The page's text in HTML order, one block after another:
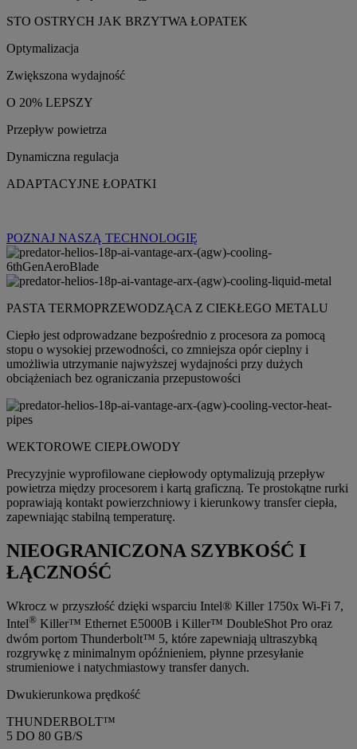
STO OSTRYCH JAK BRZYTWA ŁOPATEK
Optymalizacja
Zwiększona wydajność
O 20% LEPSZY
Przepływ powietrza
Dynamiczna regulacja
ADAPTACYJNE ŁOPATKI
POZNAJ NASZĄ TECHNOLOGIĘ
PASTA TERMOPRZEWODZĄCA Z CIEKŁEGO METALU
Ciepło jest odprowadzane bezpośrednio z procesora za pomocą
stopu o wysokiej przewodności, co zmniejsza opór cieplny i
umożliwia utrzymanie najwyższej wydajności przy dużych
obciążeniach bez ograniczania przepustowości
WEKTOROWE CIEPŁOWODY
Precyzyjnie wyprofilowane ciepłowody optymalizują przepływ
powietrza między procesorem i kartą graficzną. Te prostokątne rurki
poprawiają kontakt powierzchniowy i kierunkowy transfer ciepła,
zapewniając stabilną temperaturę.
NIEOGRANICZONA SZYBKOŚĆ I
ŁĄCZNOŚĆ
Wkrocz w przyszłość dzięki wsparciu Intel® Killer 1750x Wi-Fi 7,
Intel® Killer™ Ethernet E5000B i Killer™ DoubleShot Pro oraz
dwóm portom Thunderbolt™ 5, które zapewniają ultraszybką
rozgrywkę z minimalnym opóźnieniem, płynne przesyłanie
strumieniowe i natychmiastowy transfer danych.
Dwukierunkowa prędkość
THUNDERBOLT™
5 DO 80 GB/S